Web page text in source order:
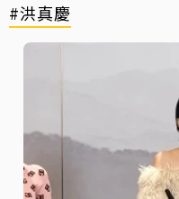
#洪真慶